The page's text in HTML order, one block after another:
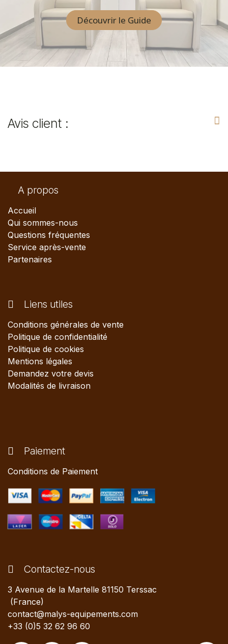
Découvrir le Guide
Avis client :
A propos
Accueil
Qui sommes-nous
Questions fréquentes
Service après-vente
Partenaires
Liens utiles
Conditions générales de vente
Politique de confidentialité
Politique de cookies
Mentions légales
Demandez votre devis
Modalités de livraison
Paiement
Conditions de Paiement
Contactez-nous
3 Avenue de la Martelle 81150 Terssac
(France)
contact@malys-equipements.com
+33 (0)5 32 62 96 60